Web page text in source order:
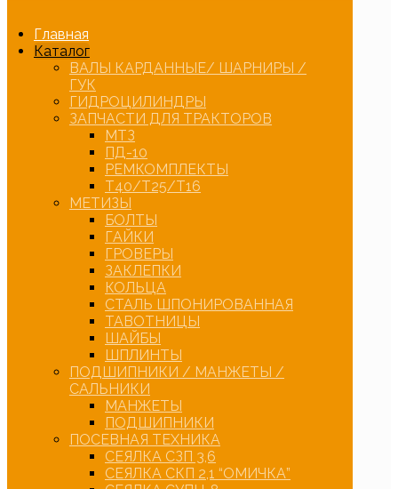
Главная
Каталог
ВАЛЫ КАРДАННЫЕ/ ШАРНИРЫ /
ГУК
ГИДРОЦИЛИНДРЫ
ЗАПЧАСТИ ДЛЯ ТРАКТОРОВ
МТЗ
ПД-10
РЕМКОМПЛЕКТЫ
Т40/Т25/Т16
МЕТИЗЫ
БОЛТЫ
ГАЙКИ
ГРОВЕРЫ
ЗАКЛЕПКИ
КОЛЬЦА
СТАЛЬ ШПОНИРОВАННАЯ
ТАВОТНИЦЫ
ШАЙБЫ
ШПЛИНТЫ
ПОДШИПНИКИ / МАНЖЕТЫ /
САЛЬНИКИ
МАНЖЕТЫ
ПОДШИПНИКИ
ПОСЕВНАЯ ТЕХНИКА
СЕЯЛКА СЗП 3,6
СЕЯЛКА СКП 2,1 “ОМИЧКА”